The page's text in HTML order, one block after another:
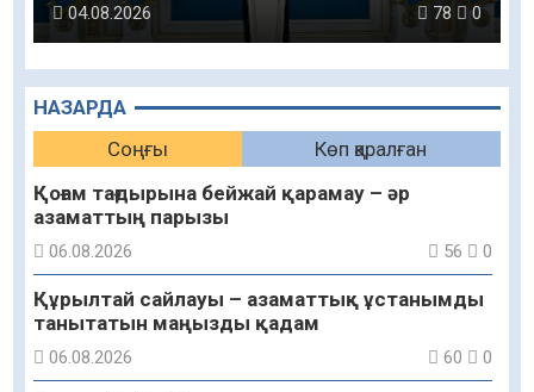
НАЗАРДА
Соңғы
Көп қаралған
Қоғам тағдырына бейжай қарамау – әр
азаматтың парызы
06.08.2026 56 0
Құрылтай сайлауы – азаматтық ұстанымды
танытатын маңызды қадам
06.08.2026 60 0
04.08.2026 78 0